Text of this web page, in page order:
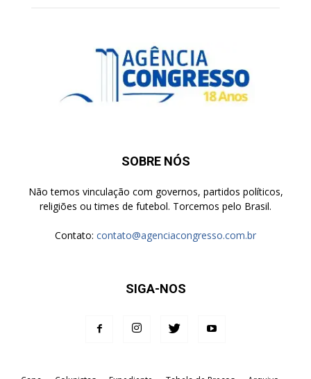
SOBRE NÓS
Não temos vinculação com governos, partidos políticos,
religiões ou times de futebol. Torcemos pelo Brasil.
Contato: contato@agenciacongresso.com.br
SIGA-NOS